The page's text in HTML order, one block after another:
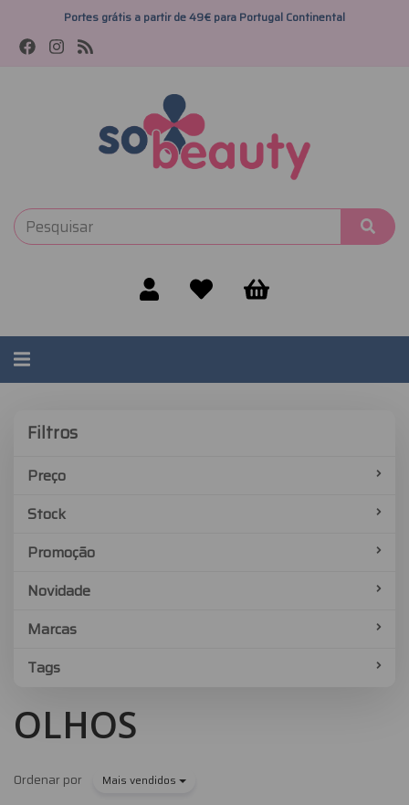
Portes grátis a partir de 49€ para Portugal Continental
Alternar
navegação
Filtros
Preço
Stock
Promoção
Novidade
Marcas
Tags
OLHOS
Ordenar por Mais vendidos